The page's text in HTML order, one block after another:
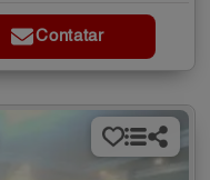
Contatar